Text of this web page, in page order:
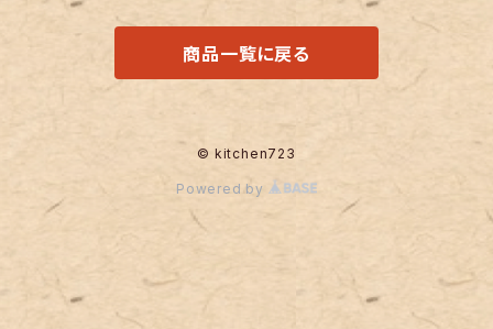
商品一覧に戻る
© kitchen723
Powered by